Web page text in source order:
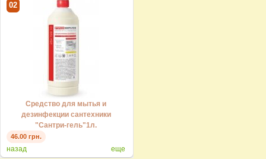
02
Средство для мытья и
дезинфекции сантехники
"Сантри-гель"1л.
46.00 грн.
назад еще